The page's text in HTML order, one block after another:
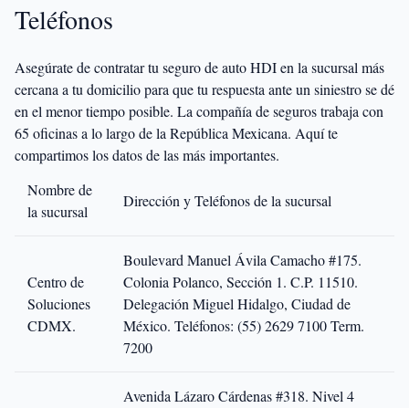
Teléfonos
Asegúrate de contratar tu seguro de auto HDI en la sucursal más
cercana a tu domicilio para que tu respuesta ante un siniestro se dé
en el menor tiempo posible. La compañía de seguros trabaja con
65 oficinas a lo largo de la República Mexicana. Aquí te
compartimos los datos de las más importantes.
Nombre de
la sucursal
Dirección y Teléfonos de la sucursal
Centro de
Soluciones
CDMX.
Boulevard Manuel Ávila Camacho #175.
Colonia Polanco, Sección 1. C.P. 11510.
Delegación Miguel Hidalgo, Ciudad de
México. Teléfonos: (55) 2629 7100 Term.
7200
Avenida Lázaro Cárdenas #318. Nivel 4